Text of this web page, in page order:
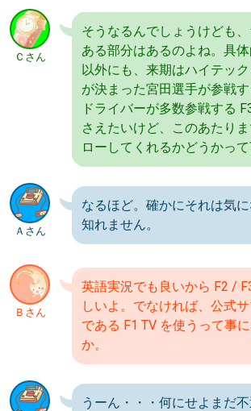
Ｃさん
そうなるんでしょうけども
ある部分はあるのよね。具
以外にも、来期はハイテッ
が決まった宮田選手が参戦
ドライバーが多数参戦する
さえたいけど、このあたり
ローしてくれるかどうかって
Ａさん
なるほど。確かにそれは気
知れません。
Ｂさん
英語実況でも良いから F2 /
しいよ。でなければ、公式
である F1 TV を使うって事
か。
うーん・・・何にせよまだ不